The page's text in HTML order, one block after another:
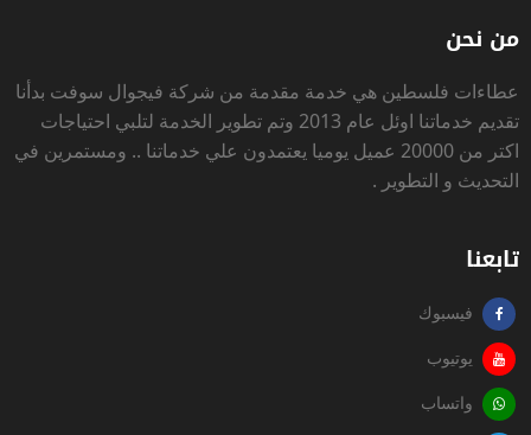
من نحن
عطاءات فلسطينهي خدمة مقدمة من شركة فيجوال سوفت بدأنا
تقديم خدماتنا اوئل عام 2013 وتم تطوير الخدمة لتلبي احتياجات
اكتر من 20000 عميل يوميا يعتمدون علي خدماتنا .. ومستمرين في
التحديث و التطوير .
تابعنا
فيسبوك
يوتيوب
واتساب